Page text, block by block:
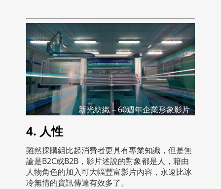
新光紡織 – 60週年企業形象影片
4. 人性
雖然採購組比起消費者更具有專業知識，但是無
論是B2C或B2B，影片述說的對象都是人，藉由
人物角色的加入可大幅豐富影片內容，永遠比冰
冷無情的資訊傳達有效多了。